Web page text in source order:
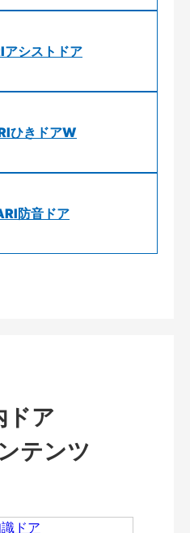
シストドア
ひきドアW
防音ドア
ドア
テンツ